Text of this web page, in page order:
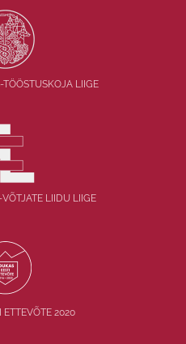
LIIGE
VÕTJATE LIIDU LIIGE
ETTEVÕTE 2020